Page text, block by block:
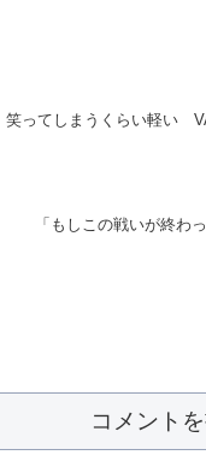
ってしまうくらい軽い
「もしこの戦いが終わ
コメント